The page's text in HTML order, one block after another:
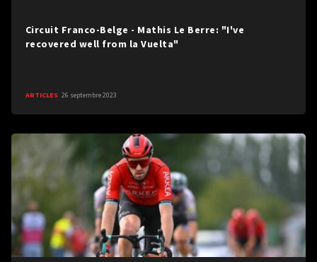
Circuit Franco-Belge - Mathis Le Berre: "I've
recovered well from la Vuelta"
ARTICLES 26 septembre 2023